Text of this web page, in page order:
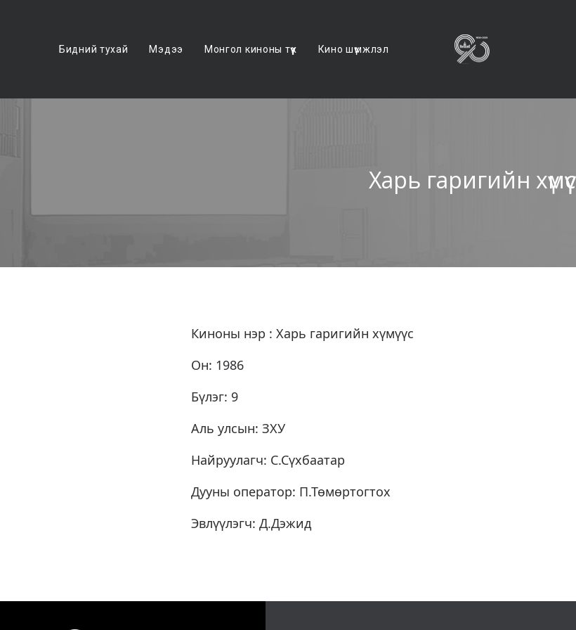
Бидний тухай Мэдээ Монгол киноны түүх Кино шүүмжлэл
Харь гаригийн хүмүүс
Киноны нэр : Харь гаригийн хүмүүс
Он: 1986
Бүлэг: 9
Аль улсын: ЗХУ
Найруулагч: С.Сүхбаатар
Дууны оператор: П.Төмөртогтох
Эвлүүлэгч: Д.Дэжид